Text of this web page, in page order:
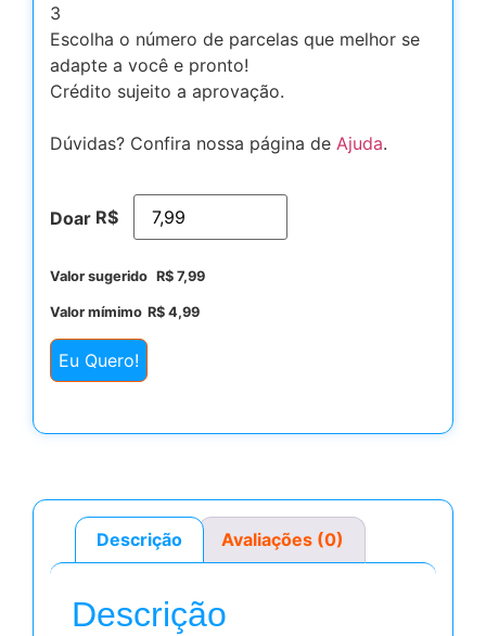
3
Escolha o número de parcelas que melhor se
adapte a você e pronto!
Crédito sujeito a aprovação.
Dúvidas? Confira nossa página de Ajuda.
Doar R$
Valor sugerido R$ 7,99
Valor mímimo R$ 4,99
Eu Quero!
Descrição Avaliações (0)
Descrição